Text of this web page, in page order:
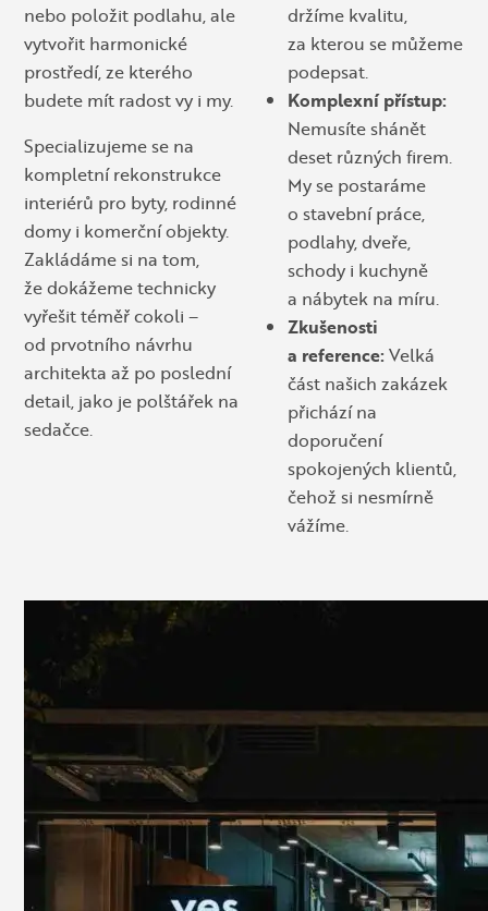
nebo položit podlahu, ale
vytvořit harmonické
prostředí, ze kterého
budete mít radost vy i my.
Specializujeme se na
kompletní rekonstrukce
interiérů pro byty, rodinné
domy i komerční objekty.
Zakládáme si na tom,
že dokážeme technicky
vyřešit téměř cokoli –
od prvotního návrhu
architekta až po poslední
detail, jako je polštářek na
sedačce.
držíme kvalitu,
za kterou se můžeme
podepsat.
Komplexní přístup:
Nemusíte shánět
deset různých firem.
My se postaráme
o stavební práce,
podlahy, dveře,
schody i kuchyně
a nábytek na míru.
Zkušenosti
a reference: Velká
část našich zakázek
přichází na
doporučení
spokojených klientů,
čehož si nesmírně
vážíme.